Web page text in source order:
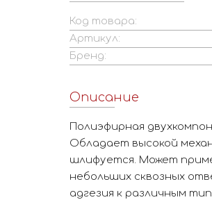
Код товара:
Артикул:
Бренд:
Описание
Полиэфирная
Обладает высокой
шлифуется. Может
небольших сквозных
адгезия к различным